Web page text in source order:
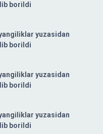
borildi
yuzasidan
borildi
yuzasidan
borildi
yuzasidan
borildi